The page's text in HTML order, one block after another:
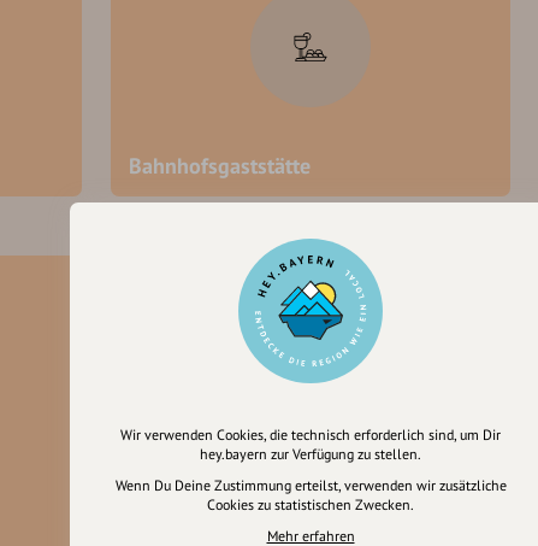
Bahnhofsgaststätte
Bar und Café Chaplin II
Wir verwenden Cookies, die technisch erforderlich sind, um Dir
hey.bayern zur Verfügung zu stellen.
Wenn Du Deine Zustimmung erteilst, verwenden wir zusätzliche
Cookies zu statistischen Zwecken.
Mehr erfahren